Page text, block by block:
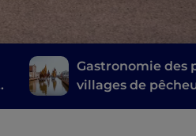
Gastronomie des
villages de